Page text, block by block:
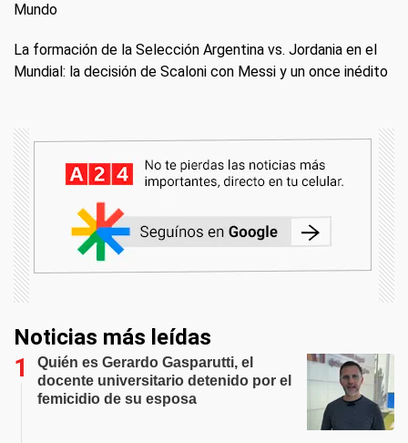
Mundo
La formación de la Selección Argentina vs. Jordania en el
Mundial: la decisión de Scaloni con Messi y un once inédito
Noticias más leídas
Quién es Gerardo Gasparutti, el
docente universitario detenido por el
femicidio de su esposa